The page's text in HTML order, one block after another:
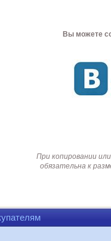
Вы можете
При копировании
обязательна к